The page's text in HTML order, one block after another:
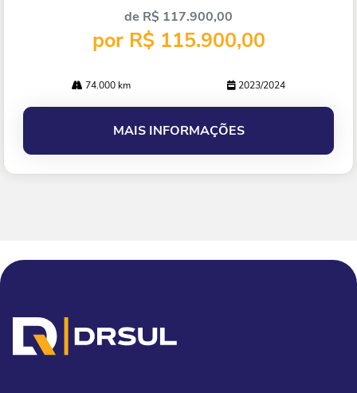
de R$ 117.900,00
por R$ 115.900,00
74.000 km 2023/2024
MAIS INFORMAÇÕES